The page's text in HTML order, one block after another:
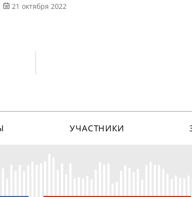
21 октября 2022
УЧАСТНИКИ